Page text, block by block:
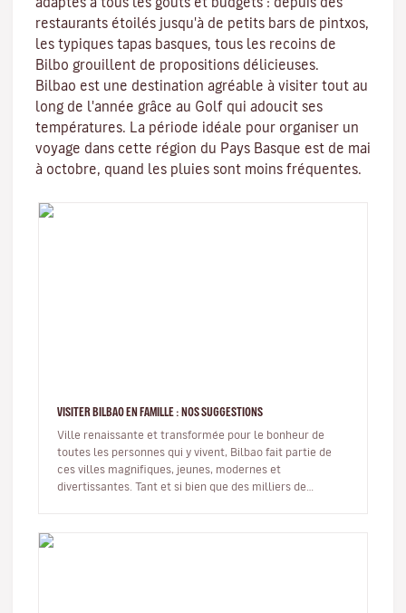
restaurants étoilés jusqu'à de petits bars de pintxos,
les typiques tapas basques, tous les recoins de
Bilbo grouillent de propositions délicieuses.
Bilbao est une destination agréable à visiter tout au
long de l'année grâce au Golf qui adoucit ses
températures. La période idéale pour organiser un
voyage dans cette région du Pays Basque est de mai
à octobre, quand les pluies sont moins fréquentes.
VISITER BILBAO EN FAMILLE : NOS SUGGESTIONS
Ville renaissante et transformée pour le bonheur de
toutes les personnes qui y vivent, Bilbao fait partie de
ces villes magnifiques, jeunes, modernes et
divertissantes. Tant et si bien que des milliers de